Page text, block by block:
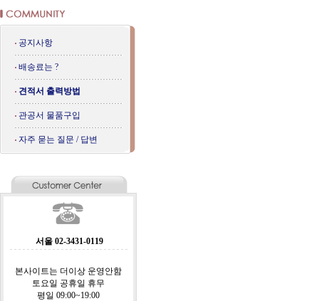
공지사항
배송료는 ?
견적서 출력방법
관공서 물품구입
자주 묻는 질문 / 답변
서울 02-3431-0119
본사이트는 더이상 운영안함
토요일 공휴일 휴무
평일 09:00~19:00